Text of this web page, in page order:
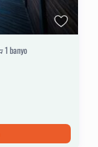
1 banyo